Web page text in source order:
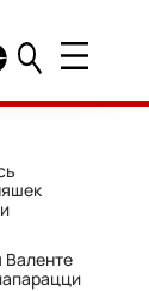
HELLO
HELLO в